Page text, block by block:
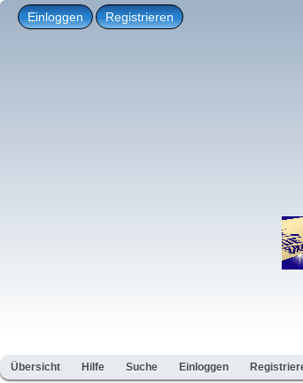
Einloggen Registrieren
Übersicht Hilfe Suche Einloggen